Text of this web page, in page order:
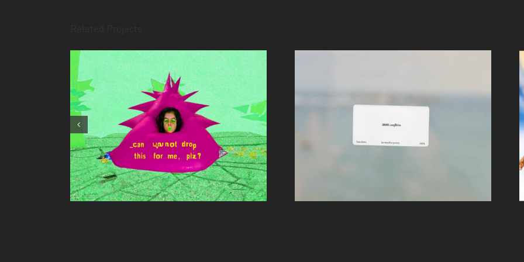
_can you not drop this for
me, plz?
Las Muchas Partes –
0800 conflicto